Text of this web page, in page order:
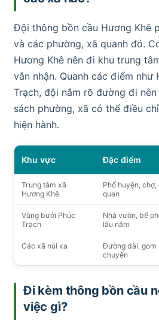
Đội thông bồn cầu Hương Khê
và các phường, xã quanh đó.
Hương Khê nên đi khu trung
vẫn nhận. Quanh các điểm như
Trạch, đội nắm rõ đường đi
sách phường, xã có thể điều
hiện hành.
Khu vực Đặc điểm
Trung tâm xã
Hương Khê
Phố huyện, chợ,
quan
Vùng bưởi Phúc
Trạch
Nhà vườn, bể
lâu năm
Các xã núi xa
Đường dài, gom
chuyến
Đi kèm thông bồn cầu
việc gì?